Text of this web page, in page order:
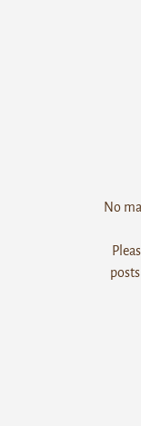
No